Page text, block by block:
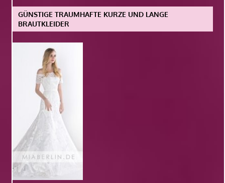
GÜNSTIGE TRAUMHAFTE KURZE UND LANGE
BRAUTKLEIDER